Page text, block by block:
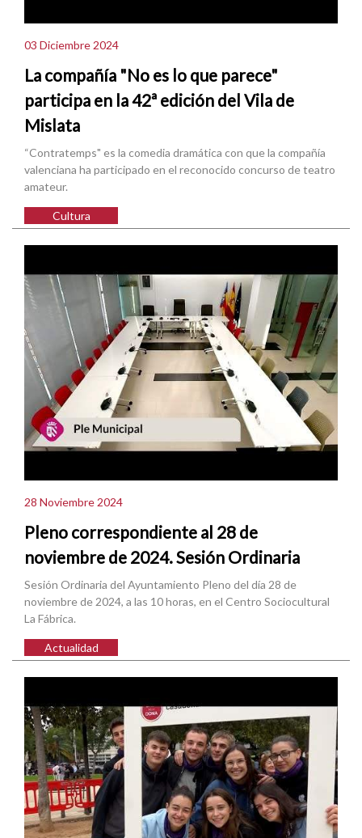
03 Diciembre 2024
La compañía "No es lo que parece"
participa en la 42ª edición del Vila de
Mislata
“Contratemps" es la comedia dramática con que la compañía
valenciana ha participado en el reconocido concurso de teatro
amateur.
Cultura
28 Noviembre 2024
Pleno correspondiente al 28 de
noviembre de 2024. Sesión Ordinaria
Sesión Ordinaria del Ayuntamiento Pleno del día 28 de
noviembre de 2024, a las 10 horas, en el Centro Sociocultural
La Fábrica.
Actualidad